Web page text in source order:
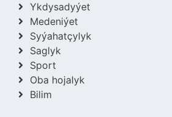
Ykdysadyýet
Medeniýet
Syýahatçylyk
Saglyk
Sport
Oba hojalyk
Bilim